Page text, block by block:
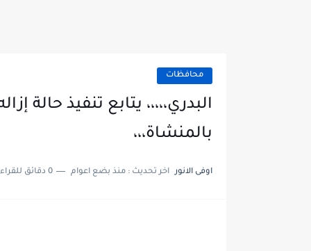
محافظات
البدري،،،،، يتابع تنفيذ حالة
بالمنشاة،،،
اوفى الانور اخر تحديث : منذ بضع اعوام 0 دقائق للقراءة